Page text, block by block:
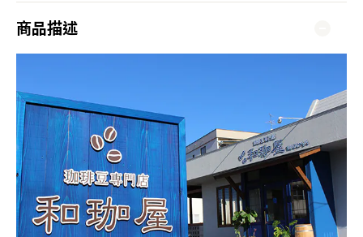
商品描述